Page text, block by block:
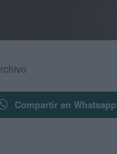
Compartir en Whatsapp